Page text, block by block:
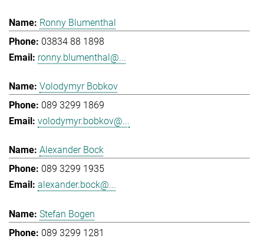
Ronny Blumenthal
03834 88 1898
ronny.blumenthal@...
Volodymyr Bobkov
089 3299 1869
volodymyr.bobkov@...
Alexander Bock
089 3299 1935
alexander.bock@...
Stefan Bogen
089 3299 1281